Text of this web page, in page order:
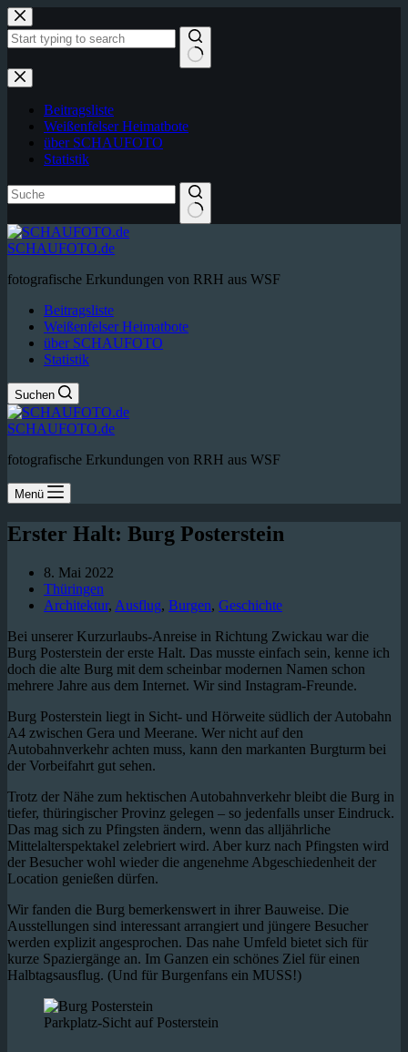
Zum
Inhalt
springen
Keine
Ergebnisse
Beitragsliste
Weißenfelser Heimatbote
über SCHAUFOTO
Statistik
SCHAUFOTO.de
fotografische Erkundungen von RRH aus WSF
Beitragsliste
Weißenfelser Heimatbote
über SCHAUFOTO
Statistik
Suchen
SCHAUFOTO.de
fotografische Erkundungen von RRH aus WSF
Menü
Erster Halt: Burg Posterstein
8. Mai 2022
Thüringen
Architektur, Ausflug, Burgen, Geschichte
Bei unserer Kurzurlaubs-Anreise in Richtung Zwickau war die
Burg Posterstein der erste Halt. Das musste einfach sein, kenne ich
doch die alte Burg mit dem scheinbar modernen Namen schon
mehrere Jahre aus dem Internet. Wir sind Instagram-Freunde.
Burg Posterstein liegt in Sicht- und Hörweite südlich der Autobahn
A4 zwischen Gera und Meerane. Wer nicht auf den
Autobahnverkehr achten muss, kann den markanten Burgturm bei
der Vorbeifahrt gut sehen.
Trotz der Nähe zum hektischen Autobahnverkehr bleibt die Burg in
tiefer, thüringischer Provinz gelegen – so jedenfalls unser Eindruck.
Das mag sich zu Pfingsten ändern, wenn das alljährliche
Mittelalterspektakel zelebriert wird. Aber kurz nach Pfingsten wird
der Besucher wohl wieder die angenehme Abgeschiedenheit der
Location genießen dürfen.
Wir fanden die Burg bemerkenswert in ihrer Bauweise. Die
Ausstellungen sind interessant arrangiert und jüngere Besucher
werden explizit angesprochen. Das nahe Umfeld bietet sich für
kurze Spaziergänge an. Im Ganzen ein schönes Ziel für einen
Halbtagsausflug. (Und für Burgenfans ein MUSS!)
Parkplatz-Sicht auf Posterstein